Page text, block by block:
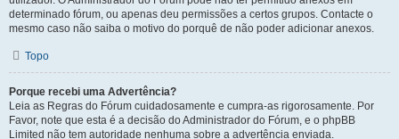
determinado fórum, ou apenas deu permissões a certos grupos. Contacte o
mesmo caso não saiba o motivo do porquê de não poder adicionar anexos.
Topo
Porque recebi uma Advertência?
Leia as Regras do Fórum cuidadosamente e cumpra-as rigorosamente. Por
Favor, note que esta é a decisão do Administrador do Fórum, e o phpBB
Limited não tem autoridade nenhuma sobre a advertência enviada.